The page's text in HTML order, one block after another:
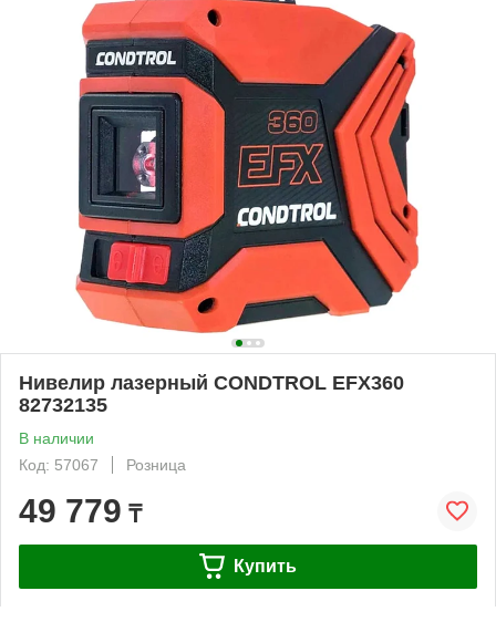
Нивелир лазерный CONDTROL EFX360
82732135
В наличии
Код: 57067
Розница
49 779 ₸
Купить